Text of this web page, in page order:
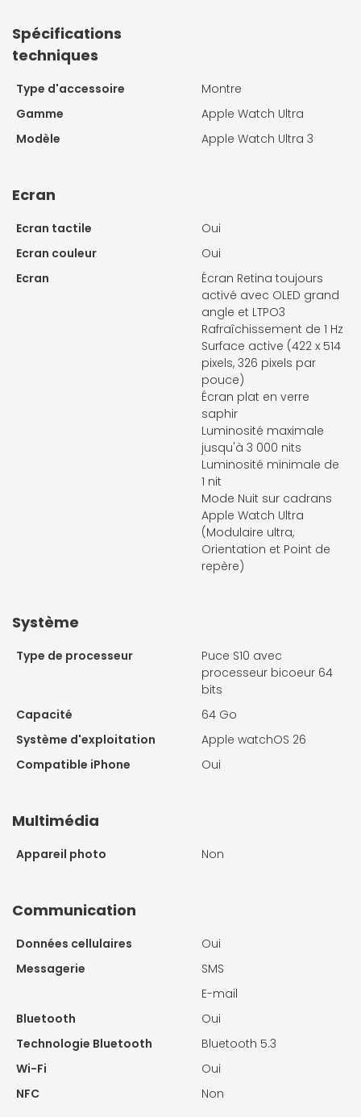
Spécifications
techniques
Type d'accessoire
Montre
Gamme
Apple Watch Ultra
Modèle
Apple Watch Ultra 3
Ecran
Ecran tactile
Oui
Ecran couleur
Oui
Ecran
Écran Retina toujours
activé avec OLED grand
angle et LTPO3
Rafraîchissement de 1 Hz
Surface active (422 x 514
pixels, 326 pixels par
pouce)
Écran plat en verre
saphir
Luminosité maximale
jusqu'à 3 000 nits
Luminosité minimale de
1 nit
Mode Nuit sur cadrans
Apple Watch Ultra
(Modulaire ultra,
Orientation et Point de
repère)
Système
Type de processeur
Puce S10 avec
processeur bicoeur 64
bits
Capacité
64 Go
Système d'exploitation
Apple watchOS 26
Compatible iPhone
Oui
Multimédia
Appareil photo Non
Communication
Données cellulaires
Oui
Messagerie
SMS
E-mail
Bluetooth
Oui
Technologie Bluetooth
Bluetooth 5.3
Wi-Fi
Oui
NFC
Non